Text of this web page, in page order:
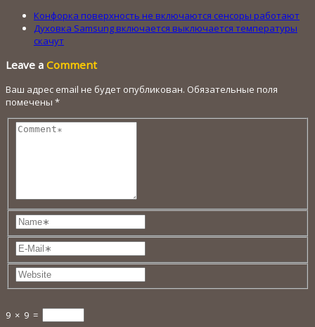
Конфорка поверхность не включаются сенсоры работают
Духовка Samsung включается выключается температуры
скачут
Leave a Comment
Ваш адрес email не будет опубликован. Обязательные поля
помечены *
9 × 9 =